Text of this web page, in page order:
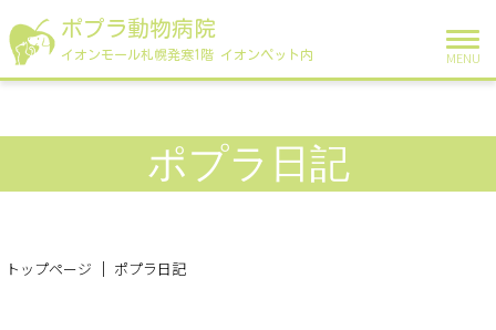
ポプラ動物病院
イオンモール札幌発寒1階 イオンペット内 MENU
ポプラ日記
トップページ ポプラ日記